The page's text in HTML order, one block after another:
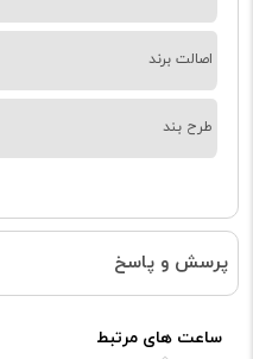
اصالت برند
طرح بند
پرسش و پاسخ
ساعت های مرتبط